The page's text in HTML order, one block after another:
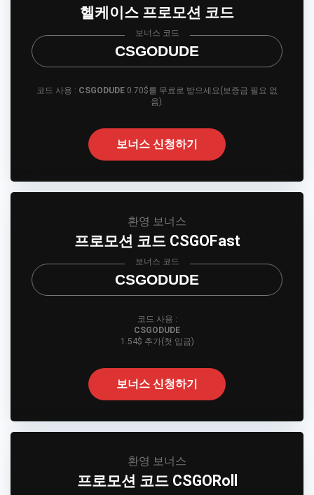
헬케이스 프로모션 코드
CSGODUDE
보너스 코드
코드 사용 : CSGODUDE 0.70$를 무료로 받으세요(보증금 필요 없
음).
보너스 신청하기
환영 보너스
프로모션 코드 CSGOFast
CSGODUDE
보너스 코드
코드 사용 :
CSGODUDE
1.54$ 추가(첫 입금)
보너스 신청하기
환영 보너스
프로모션 코드 CSGORoll